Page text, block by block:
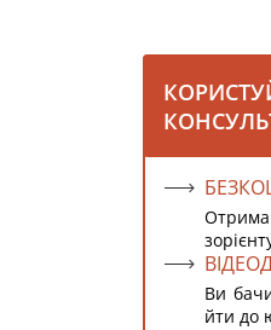
Ви
йти до